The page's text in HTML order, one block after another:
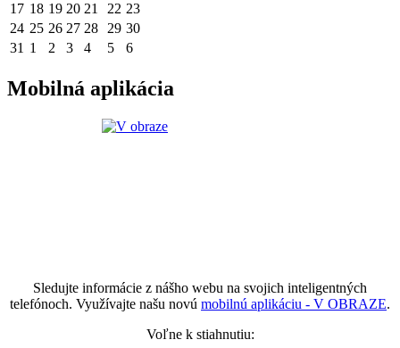
17 18 19 20 21 22 23
24 25 26 27 28 29 30
31 1 2 3 4 5 6
Mobilná aplikácia
Sledujte informácie z nášho webu na svojich inteligentných
telefónoch. Využívajte našu novú mobilnú aplikáciu - V OBRAZE.
Voľne k stiahnutiu: